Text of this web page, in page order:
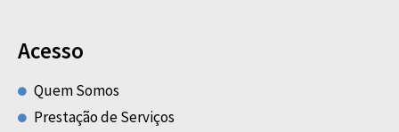
Acesso
Quem Somos
Prestação de Serviços